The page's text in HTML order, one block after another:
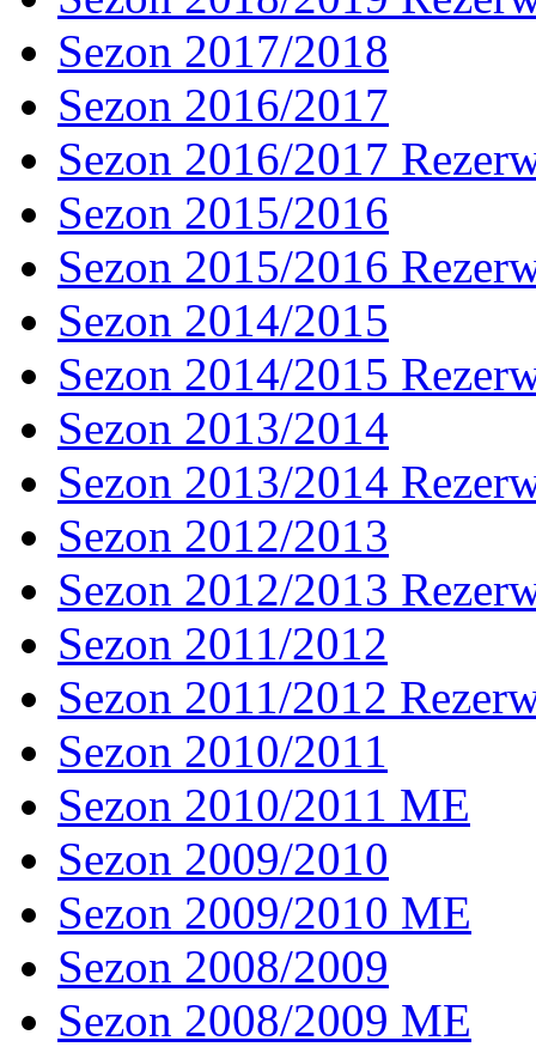
Sezon 2017/2018
Sezon 2016/2017
Sezon 2016/2017
Sezon 2015/2016
Sezon 2015/2016
Sezon 2014/2015
Sezon 2014/2015
Sezon 2013/2014
Sezon 2013/2014
Sezon 2012/2013
Sezon 2012/2013
Sezon 2011/2012
Sezon 2011/2012
Sezon 2010/2011
Sezon 2010/2011 ME
Sezon 2009/2010
Sezon 2009/2010 ME
Sezon 2008/2009
Sezon 2008/2009 ME